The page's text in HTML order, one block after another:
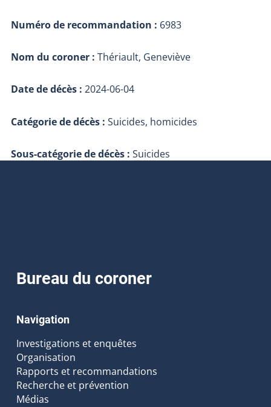
Numéro de recommandation : 6983
Nom du coroner : Thériault, Geneviève
Date de décès : 2024-06-04
Catégorie de décès : Suicides, homicides
Sous-catégorie de décès : Suicides
Bureau du coroner
Navigation
Investigations et enquêtes
Organisation
Rapports et recommandations
Recherche et prévention
Médias